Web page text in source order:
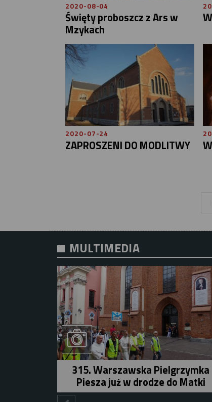
2020-08-04
Święty proboszcz z Ars w
Mzykach
2020-07-24
ZAPROSZENI DO MODLITWY
MULTIMEDIA
315. Warszawska Pielgrzymka
Piesza już w drodze do Matki